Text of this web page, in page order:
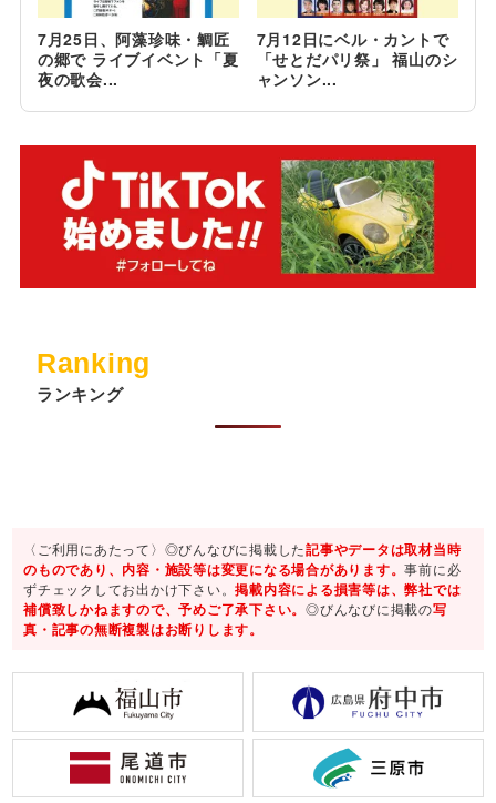
7月25日、阿藻珍味・鯛匠
の郷で ライブイベント「夏
夜の歌会...
7月12日にベル・カントで
「せとだパリ祭」 福山のシ
ャンソン...
Ranking
ランキング
〈ご利用にあたって〉◎びんなびに掲載した記事やデータは取材当時
のものであり、内容・施設等は変更になる場合があります。事前に必
ずチェックしてお出かけ下さい。掲載内容による損害等は、弊社では
補償致しかねますので、予めご了承下さい。◎びんなびに掲載の写
真・記事の無断複製はお断りします。